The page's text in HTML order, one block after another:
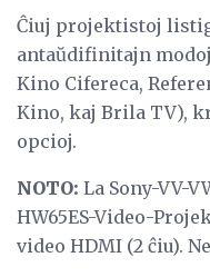
Ĉiuj projektistoj
antaŭdifinitajn
Kino Cifereca,
Kino, kaj Brila TV),
opcioj.
NOTO: La Sony-VV-
HW65ES-Video-
video HDMI (2 ĉiu).